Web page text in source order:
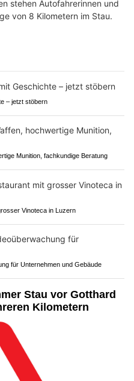
stehen Autofahrerinnen und
von 8 Kilometern im Stau.
– jetzt stöbern
Munition, fachkundige Beratung
Vinoteca in Luzern
für Unternehmen und Gebäude
Stau vor Gotthard
Kilometern